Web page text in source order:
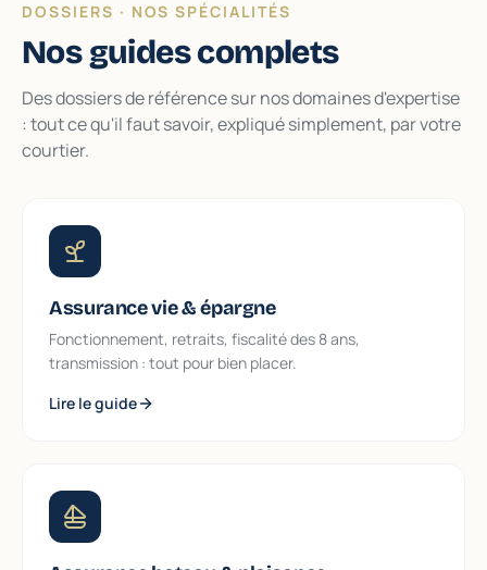
DOSSIERS · NOS SPÉCIALITÉS
Nos guides complets
Des dossiers de référence sur nos domaines d'expertise
: tout ce qu'il faut savoir, expliqué simplement, par votre
courtier.
Assurance vie & épargne
Fonctionnement, retraits, fiscalité des 8 ans,
transmission : tout pour bien placer.
Lire le guide